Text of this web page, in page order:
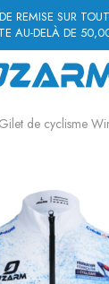
REMISE SUR
AU-DELÀ DE
Gilet de cyclisme